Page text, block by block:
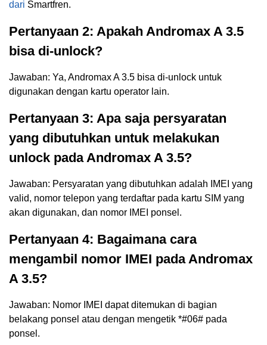
dari Smartfren.
Pertanyaan 2: Apakah Andromax A 3.5
bisa di-unlock?
Jawaban: Ya, Andromax A 3.5 bisa di-unlock untuk
digunakan dengan kartu operator lain.
Pertanyaan 3: Apa saja persyaratan
yang dibutuhkan untuk melakukan
unlock pada Andromax A 3.5?
Jawaban: Persyaratan yang dibutuhkan adalah IMEI yang
valid, nomor telepon yang terdaftar pada kartu SIM yang
akan digunakan, dan nomor IMEI ponsel.
Pertanyaan 4: Bagaimana cara
mengambil nomor IMEI pada Andromax
A 3.5?
Jawaban: Nomor IMEI dapat ditemukan di bagian
belakang ponsel atau dengan mengetik *#06# pada
ponsel.